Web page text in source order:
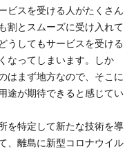
ビスを受ける人がたくさん
割とスムーズに受け入れて
うしてもサービスを受ける
なってしまいます。しか
はまず地方なので、そこに
途が期待できると感じてい
を特定して新たな技術を導
、離島に新型コロナウイル